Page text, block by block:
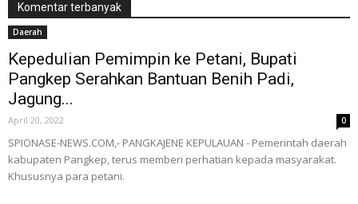
Komentar terbanyak
Daerah
Kepedulian Pemimpin ke Petani, Bupati
Pangkep Serahkan Bantuan Benih Padi,
Jagung...
April 20, 2022 0
SPIONASE-NEWS.COM,- PANGKAJENE KEPULAUAN - Pemerintah daerah
kabupaten Pangkep, terus memberi perhatian kepada masyarakat.
Khususnya para petani.